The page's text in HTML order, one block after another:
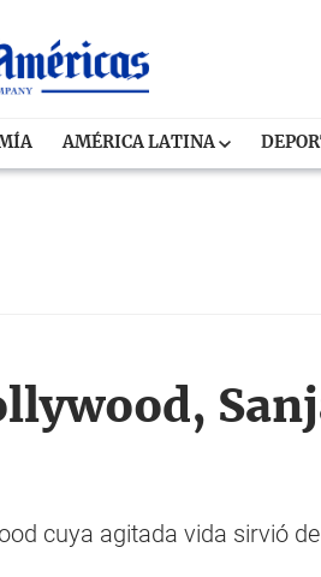
AMÉRICA LATINA
cuya agitada vida sirvió